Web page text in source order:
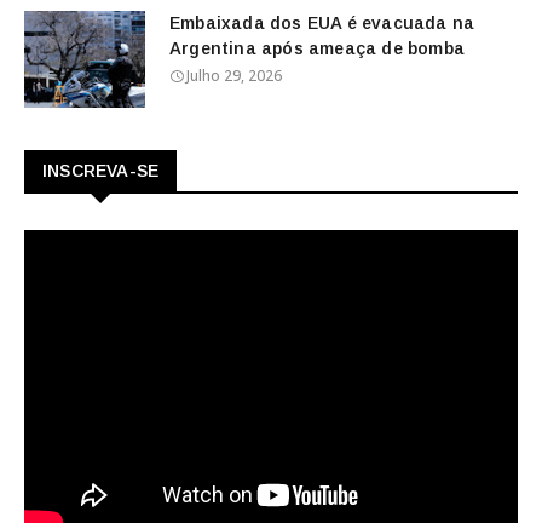
Embaixada dos EUA é evacuada na
Argentina após ameaça de bomba
Julho 29, 2026
INSCREVA-SE